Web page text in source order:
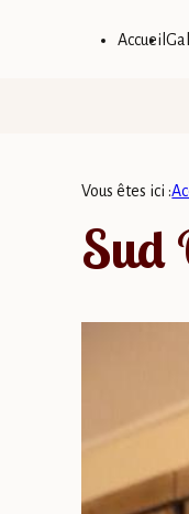
Accueil
Vous êtes ici :
Sud